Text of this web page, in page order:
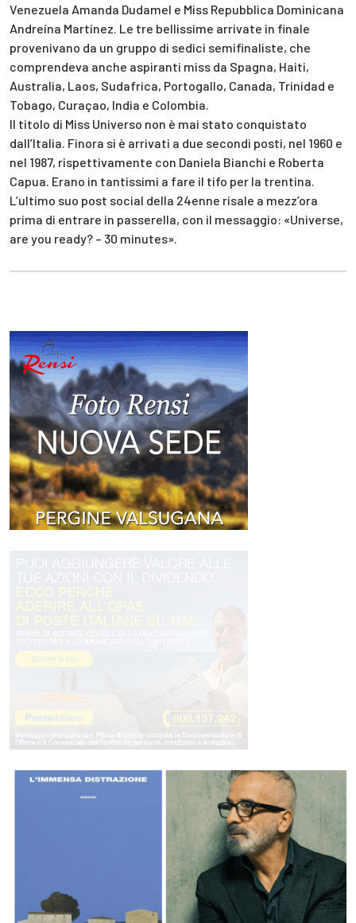
Venezuela Amanda Dudamel e Miss Repubblica Dominicana
Andreína Martínez. Le tre bellissime arrivate in finale
provenivano da un gruppo di sedici semifinaliste, che
comprendeva anche aspiranti miss da Spagna, Haiti,
Australia, Laos, Sudafrica, Portogallo, Canada, Trinidad e
Tobago, Curaçao, India e Colombia.
Il titolo di Miss Universo non è mai stato conquistato
dall’Italia. Finora si è arrivati a due secondi posti, nel 1960 e
nel 1987, rispettivamente con Daniela Bianchi e Roberta
Capua. Erano in tantissimi a fare il tifo per la trentina.
L’ultimo suo post social della 24enne risale a mezz’ora
prima di entrare in passerella, con il messaggio: «Universe,
are you ready? – 30 minutes».